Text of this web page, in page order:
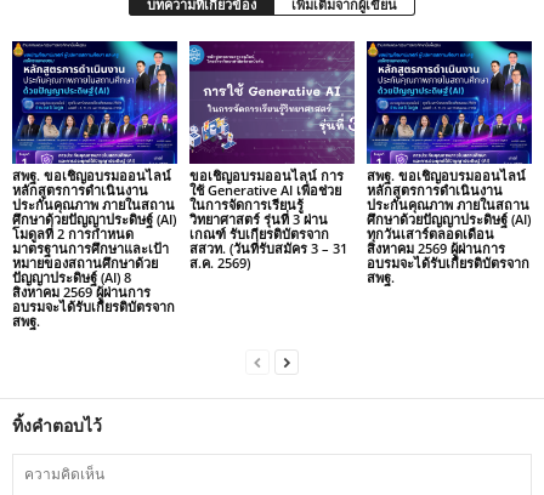
บทความที่เกี่ยวข้อง เพิ่มเติมจากผู้เขียน
สพฐ. ขอเชิญอบรมออนไลน์
หลักสูตรการดำเนินงาน
ประกันคุณภาพ ภายในสถาน
ศึกษาด้วยปัญญาประดิษฐ์ (AI)
โมดูลที่ 2 การกำหนด
มาตรฐานการศึกษาและเป้า
หมายของสถานศึกษาด้วย
ปัญญาประดิษฐ์ (AI) 8
สิงหาคม 2569 ผู้ผ่านการ
อบรมจะได้รับเกียรติบัตรจาก
สพฐ.
ขอเชิญอบรมออนไลน์ การ
ใช้ Generative AI เพื่อช่วย
ในการจัดการเรียนรู้
วิทยาศาสตร์ รุ่นที่ 3 ผ่าน
เกณฑ์ รับเกียรติบัตรจาก
สสวท. (วันที่รับสมัคร 3 – 31
ส.ค. 2569)
สพฐ. ขอเชิญอบรมออนไลน์
หลักสูตรการดำเนินงาน
ประกันคุณภาพ ภายในสถาน
ศึกษาด้วยปัญญาประดิษฐ์ (AI)
ทุกวันเสาร์ตลอดเดือน
สิงหาคม 2569 ผู้ผ่านการ
อบรมจะได้รับเกียรติบัตรจาก
สพฐ.
ทิ้งคำตอบไว้